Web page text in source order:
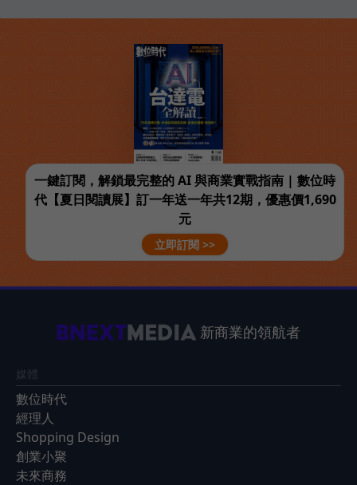
一鍵訂閱，解鎖最完整的 AI 與商業實戰指南 | 數位時
代【夏日閱讀展】訂一年送一年共12期，優惠價1,690
元
立即訂閱 >>
新商業的領航者
媒體
數位時代
經理人
Shopping Design
創業小聚
未來商務